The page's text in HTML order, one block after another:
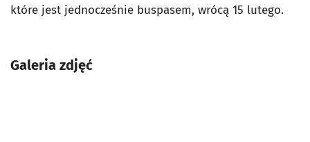
które jest jednocześnie buspasem, wrócą 15 lutego.
Galeria zdjęć